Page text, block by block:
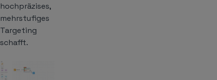
hochpräzises,
mehrstufiges
Targeting
schafft.